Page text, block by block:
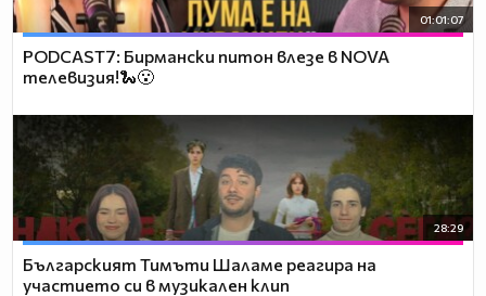
01:01:07
PODCAST7: Бирмански питон влезе в NOVA
телевизия!🐍😮
28:29
Българският Тимъти Шаламе реагира на
участието си в музикален клип